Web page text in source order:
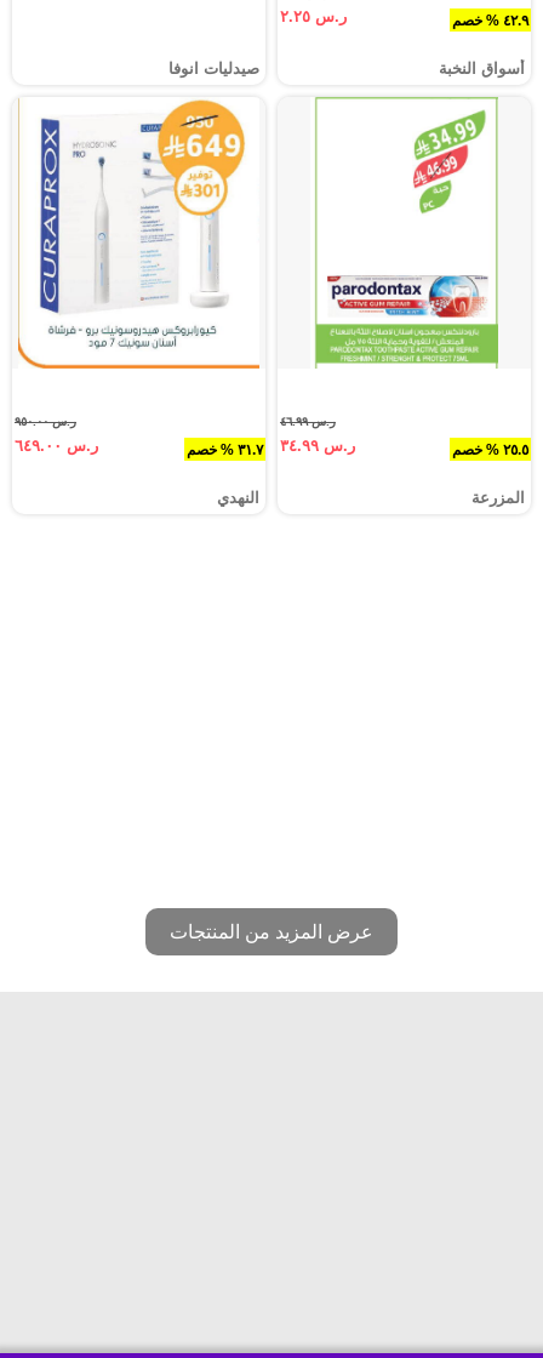
٤٢.٩ % خصم ر.س ٢.٢٥
أسواق النخبة صيدليات انوفا
٢٥.٥ % خصم
ر.س ٤٦.٩٩
ر.س ٣٤.٩٩
المزرعة
٣١.٧ % خصم
ر.س ٩٥٠.٠٠
ر.س ٦٤٩.٠٠
النهدي
عرض المزيد من المنتجات